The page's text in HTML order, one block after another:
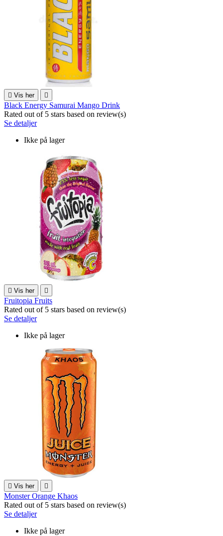
 Vis her 
Black Energy Samurai Mango Drink
Rated out of 5 stars based on review(s)
Se detaljer
Ikke på lager
 Vis her 
Fruitopia Fruits
Rated out of 5 stars based on review(s)
Se detaljer
Ikke på lager
 Vis her 
Monster Orange Khaos
Rated out of 5 stars based on review(s)
Se detaljer
Ikke på lager